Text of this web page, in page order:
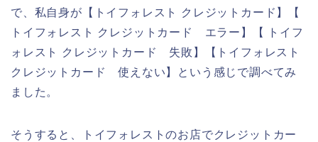
で、私自身が【トイフォレスト クレジットカード】【
トイフォレスト クレジットカード エラー】【 トイフ
ォレスト クレジットカード 失敗】【トイフォレスト
クレジットカード 使えない】という感じで調べてみ
ました。
そうすると、トイフォレストのお店でクレジットカー